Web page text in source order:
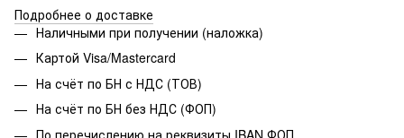
Подробнее о доставке
Наличными при получении (наложка)
Картой Visa/Mastercard
На счёт по БН с НДС (ТОВ)
На счёт по БН без НДС (ФОП)
По перечислению на реквизиты IBAN ФОП